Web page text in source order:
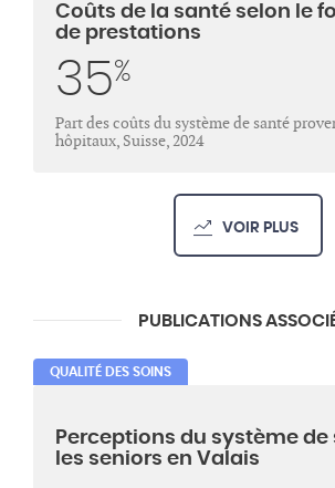
Coûts de la santé selon le
de prestations
35%
Part des coûts du système de santé
hôpitaux, Suisse, 2024
VOIR PLUS
PUBLICATIONS
QUALITÉ DES SOINS
Perceptions du système de
les seniors en Valais